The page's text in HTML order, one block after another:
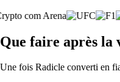
Que faire après la
Une fois Radicle converti en